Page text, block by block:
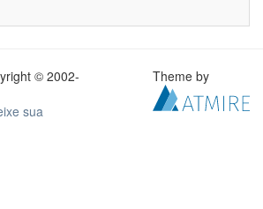
© 2002-
sua
Theme by